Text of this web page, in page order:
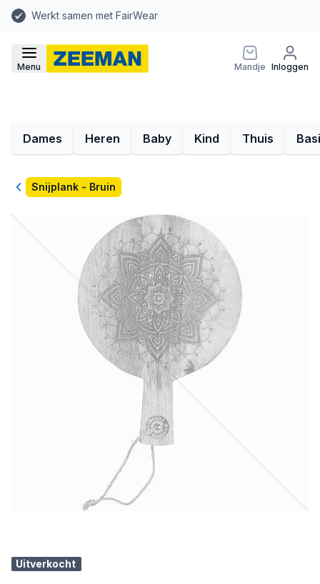
Werkt samen met FairWear
Menu Mandje Inloggen
Dames Heren Baby Kind Thuis
TerugSnijplank - Bruin
Uitverkocht